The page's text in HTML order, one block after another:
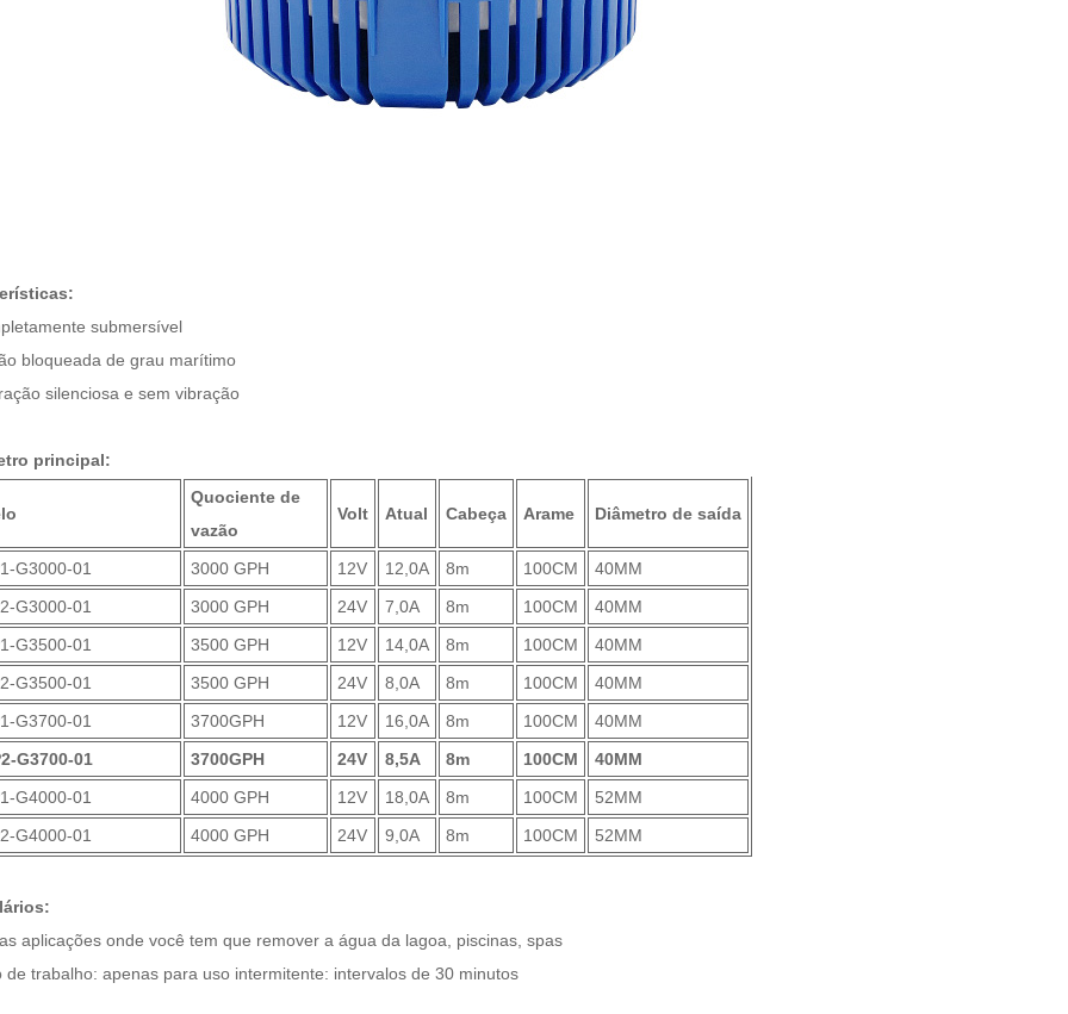
submersível
bloqueada de grau marítimo
silenciosa e sem vibração
principal:
Quociente de
vazão
Volt Atual Cabeça Arame Diâmetro de saída
G3000-01 3000 GPH 12V 12,0A 8m 100CM
40MM
G3000-01
3000 GPH 24V 7,0A 8m 100CM
40MM
G3500-01
3500 GPH 12V 14,0A 8m 100CM
40MM
G3500-01
3500 GPH 24V 8,0A 8m 100CM
40MM
G3700-01
3700GPH 12V 16,0A 8m 100CM
40MM
G3700-01
3700GPH 24V 8,5A 8m 100CM
40MM
G4000-01
4000 GPH 12V 18,0A 8m 100CM
52MM
G4000-01
4000 GPH 24V 9,0A 8m 100CM 52MM
aplicações onde você tem que remover a água da lagoa, piscinas, spas
de trabalho: apenas para uso intermitente: intervalos de 30 minutos